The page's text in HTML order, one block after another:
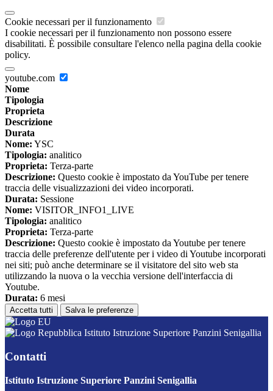
Cookie necessari per il funzionamento
I cookie necessari per il funzionamento non possono essere
disabilitati. È possibile consultare l'elenco nella pagina della cookie
policy.
youtube.com
Nome
Tipologia
Proprieta
Descrizione
Durata
Nome: YSC
Tipologia: analitico
Proprieta: Terza-parte
Descrizione: Questo cookie è impostato da YouTube per tenere
traccia delle visualizzazioni dei video incorporati.
Durata: Sessione
Nome: VISITOR_INFO1_LIVE
Tipologia: analitico
Proprieta: Terza-parte
Descrizione: Questo cookie è impostato da Youtube per tenere
traccia delle preferenze dell'utente per i video di Youtube incorporati
nei siti; può anche determinare se il visitatore del sito web sta
utilizzando la nuova o la vecchia versione dell'interfaccia di
Youtube.
Durata: 6 mesi
Accetta tutti Salva le preferenze
Istituto Istruzione Superiore Panzini Senigallia
Contatti
Istituto Istruzione Superiore Panzini Senigallia